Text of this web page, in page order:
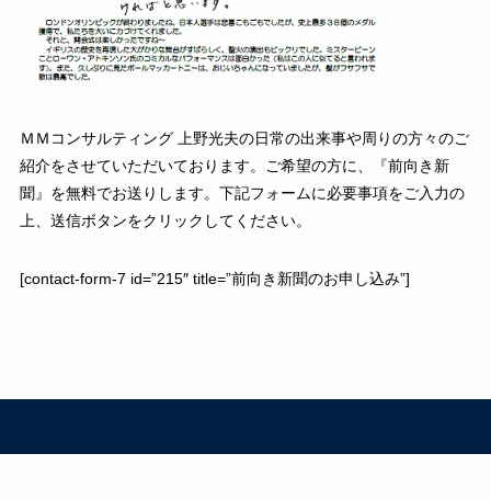
ＭＭコンサルティング 上野光夫の日常の出来事や周りの方々のご
紹介をさせていただいております。ご希望の方に、『前向き新
聞』を無料でお送りします。下記フォームに必要事項をご入力の
上、送信ボタンをクリックしてください。
[contact-form-7 id=”215″ title=”前向き新聞のお申し込み”]